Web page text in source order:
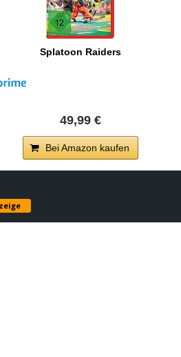
Splatoon Raiders
49,99 €
Bei Amazon kaufen